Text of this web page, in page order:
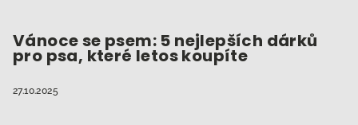
Vánoce se psem: 5 nejlepších dárků
pro psa, které letos koupíte
27.10.2025